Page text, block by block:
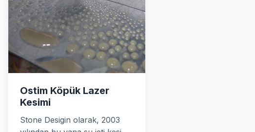
Ostim Köpük Lazer
Kesimi
Stone Desigin olarak, 2003